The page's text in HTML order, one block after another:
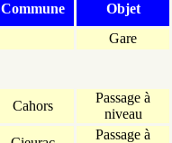
Commune Objet
Gare
Cahors
Passage à
niveau
Passage à